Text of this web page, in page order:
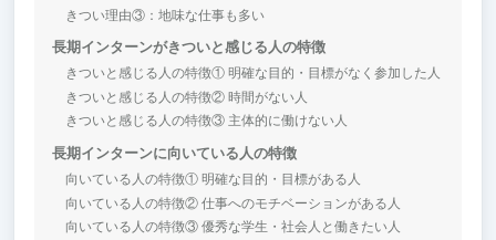
きつい理由③：地味な仕事も多い
長期インターンがきついと感じる人の特徴
きついと感じる人の特徴① 明確な目的・目標がなく参加した人
きついと感じる人の特徴② 時間がない人
きついと感じる人の特徴③ 主体的に働けない人
長期インターンに向いている人の特徴
向いている人の特徴① 明確な目的・目標がある人
向いている人の特徴② 仕事へのモチベーションがある人
向いている人の特徴③ 優秀な学生・社会人と働きたい人